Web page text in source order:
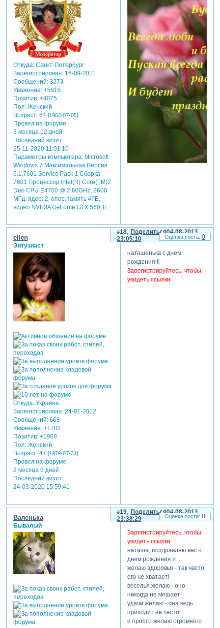
Откуда:Санкт-Петербург
Зарегистрирован: 16-09-2011
Сообщений:3273
Уважение: +5916
Позитив: +4075
Пол:Женский
Возраст:64 [1962-07-05]
Провел на форуме:
3 месяца 12 дней
Последний визит:
25-11-2020 11:01:10
Параметры компьютера:Microsoft
Windows 7 Максимальная Версия
6.1.7601 Service Pack 1 Сборка
7601 Процессор Intel(R) Core(TM)2
Duo CPU E4700 @ 2.60GHz, 2600
МГц, ядер: 2, опер.память 4ГБ,
видео NVIDIA GeForce GTX 560 Ti
Поделиться
18
04-08-2013
23:05:10
ellen
Энтузиаст
Откуда:Украина
Зарегистрирован: 24-01-2012
Сообщений:668
Уважение: +1702
Позитив: +1969
Пол:Женский
Возраст:47 [1979-07-31]
Провел на форуме:
2 месяца 6 дней
Последний визит:
24-03-2020 15:59:41
наташенька с днем
рождения!!!
Зарегистрируйтесь, чтобы
увидеть ссылки
0
Поделиться
19
04-08-2013
23:38:29
Валенька
Бывалый
Зарегистрируйтесь, чтобы
увидеть ссылки
наташа, поздравляю вас с
днем рождения и ...
желаю здоровья - так часто
его не хватает!
веселья желаю - оно
никогда не мешает!
удачи желаю - она ведь
приходит не часто!
и просто желаю огромного
0